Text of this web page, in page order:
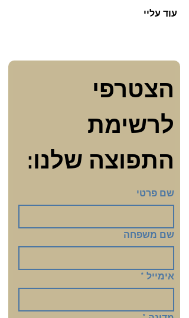
עוד עליי
התפוצה שלנו:
שם פרטי
שם משפחה
אימייל *